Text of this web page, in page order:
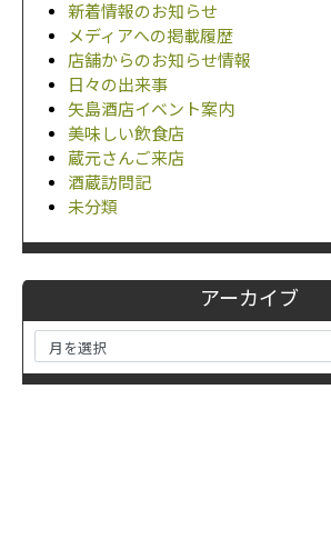
新着情報のお知らせ
メディアへの掲載履歴
店舗からのお知らせ情報
日々の出来事
矢島酒店イベント案内
美味しい飲食店
蔵元さんご来店
酒蔵訪問記
未分類
アーカイブ